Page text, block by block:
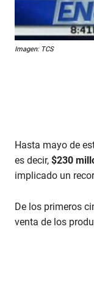
Imagen: TCS
Hasta mayo de
es decir, $230
implicado un
De los primeros
venta de los